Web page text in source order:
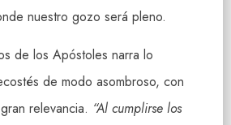
nuestro gozo será pleno.
de los Apóstoles narra lo
de modo asombroso, con
relevancia. “Al cumplirse los